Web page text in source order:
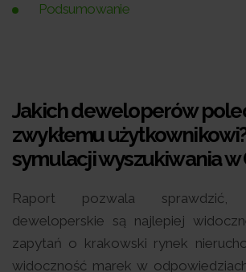
Podsumowanie
Jakich deweloperów
zwykłemu
symulacji wyszukiwania w
Raport pozwala
deweloperskie są najlepiej
zapytań o krakowski rynek
widoczność marek w